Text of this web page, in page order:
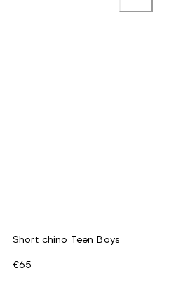
Short chino Teen Boys
€65